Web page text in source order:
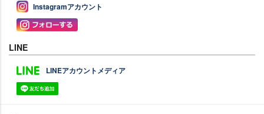
Instagramアカウント
LINE
LINEアカウントメディア